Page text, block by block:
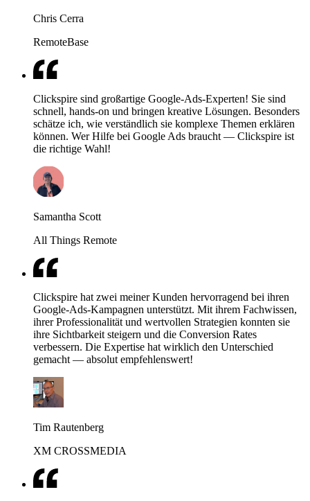
Chris Cerra
RemoteBase
Clickspire sind großartige Google-Ads-Experten! Sie sind
schnell, hands-on und bringen kreative Lösungen. Besonders
schätze ich, wie verständlich sie komplexe Themen erklären
können. Wer Hilfe bei Google Ads braucht — Clickspire ist
die richtige Wahl!
Samantha Scott
All Things Remote
Clickspire hat zwei meiner Kunden hervorragend bei ihren
Google-Ads-Kampagnen unterstützt. Mit ihrem Fachwissen,
ihrer Professionalität und wertvollen Strategien konnten sie
ihre Sichtbarkeit steigern und die Conversion Rates
verbessern. Die Expertise hat wirklich den Unterschied
gemacht — absolut empfehlenswert!
Tim Rautenberg
XM CROSSMEDIA